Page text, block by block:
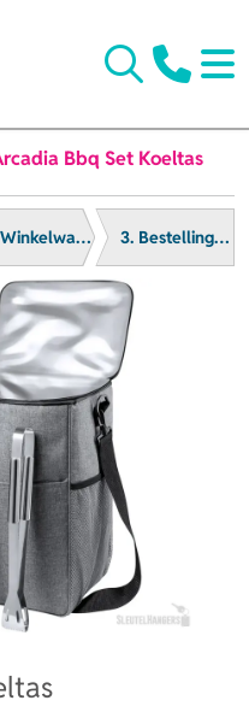
Bbq Set Koeltas
2. Winkelwagen 3. Bestelling afronden